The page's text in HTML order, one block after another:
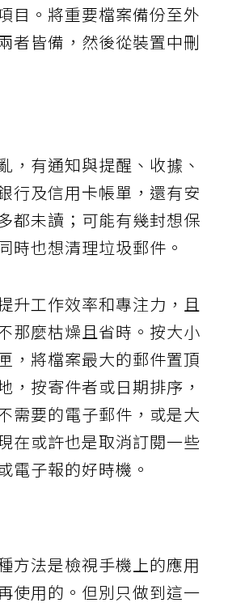
目。將重要檔案備份至外
者皆備，然後從裝置中刪
，有通知與提醒、收據、
行及信用卡帳單，還有安
都未讀；可能有幾封想保
時也想清理垃圾郵件。
升工作效率和專注力，且
那麼枯燥且省時。按大小
，將檔案最大的郵件置頂
，按寄件者或日期排序，
需要的電子郵件，或是大
在或許也是取消訂閱一些
電子報的好時機。
方法是檢視手機上的應用
使用的。但別只做到這一